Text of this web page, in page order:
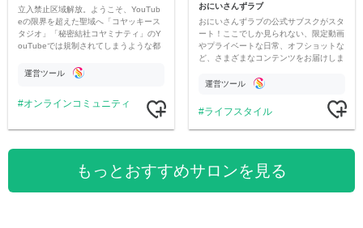
立入禁止区域解放。ようこそ、YouTub
eの限界を超えた聖域へ「コヤッキース
タジオ」「秘密結社コヤミナティ」のY
ouTubeでは規制されてしまうような都
公開。
運営ツール
オンラインコミュニティ
おにいさんずラブ
おにいさんずラブの公式サブスクがスタ
ート！ここでしか見られない、限定動画
やプライベートな日常、オフショットな
ど、さまざまなコンテンツをお届けしま
運営ツール
ライフスタイル
もっとおすすめサロンを見る